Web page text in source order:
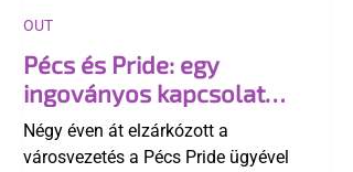
Pécs és Pride: egy
ingoványos kapcsolat
története
Négy éven át elzárkózott a
városvezetés a Pécs Pride ügyével
OUT